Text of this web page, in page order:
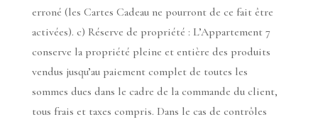
erroné (les Cartes Cadeau ne pourront de ce fait être
activées). c) Réserve de propriété : L’Appartement 7
conserve la propriété pleine et entière des produits
vendus jusqu’au paiement complet de toutes les
sommes dues dans le cadre de la commande du client,
tous frais et taxes compris. Dans le cas de contrôles